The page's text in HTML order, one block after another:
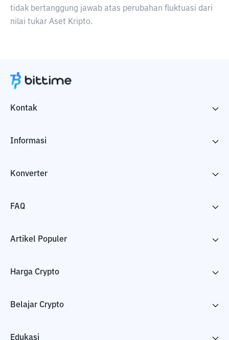
tidak bertanggung jawab atas perubahan fluktuasi dari
nilai tukar Aset Kripto.
Kontak
Informasi
Konverter
FAQ
Artikel Populer
Harga Crypto
Belajar Crypto
Edukasi